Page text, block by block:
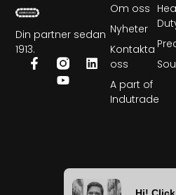
Din partner sedan
1913.
Om oss
Nyheter
Kontakta
oss
A part of
Indutrade